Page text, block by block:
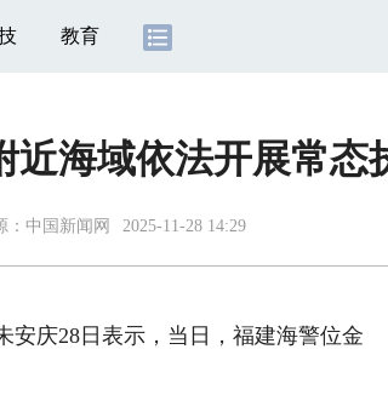
教育
近海域依法开展常态
： 中国新闻网 2025-11-28 14:29
庆28日表示，当日，福建海警位金